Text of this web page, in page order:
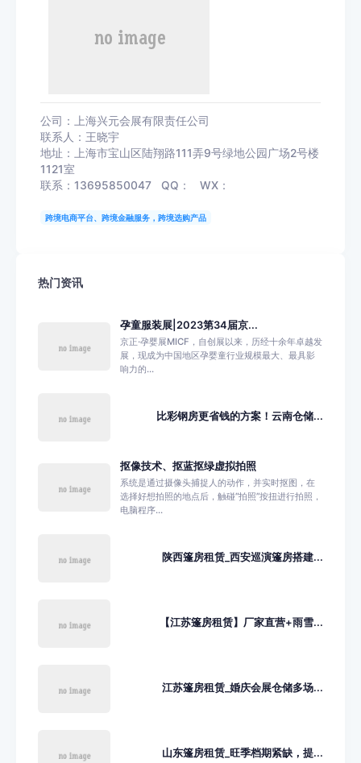
公司：上海兴元会展有限责任公司
联系人：王晓宇
地址：上海市宝山区陆翔路111弄9号绿地公园广场2号楼
1121室
联系：13695850047 QQ： WX：
跨境电商平台、跨境金融服务，跨境选购产品
热门资讯
孕童服装展|2023第34届京...
京正·孕婴展MICF，自创展以来，历经十余年卓越发
展，现成为中国地区孕婴童行业规模最大、最具影
响力的...
比彩钢房更省钱的方案！云南仓储...
抠像技术、抠蓝抠绿虚拟拍照
系统是通过摄像头捕捉人的动作，并实时抠图，在
选择好想拍照的地点后，触碰“拍照”按扭进行拍照，
电脑程序...
陕西篷房租赁_西安巡演篷房搭建...
【江苏篷房租赁】厂家直营+雨雪...
江苏篷房租赁_婚庆会展仓储多场...
山东篷房租赁_旺季档期紧缺，提...